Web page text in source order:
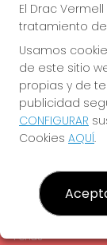
Imagen
EL DRAC
¿Quiénes somos?
Comprar lotería
Contacto
Empresas
Peñas
El Drac
tratamiento
Usamos
de este sitio
propias y de
publicidad
CONFIGURAR
Cookies AQUÍ.